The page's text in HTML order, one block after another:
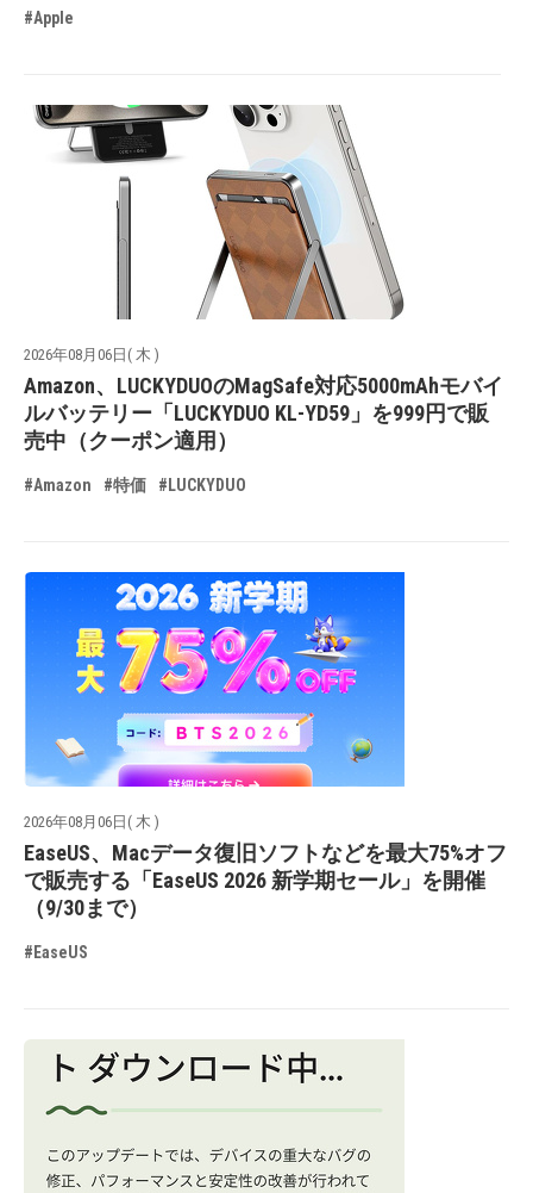
#Apple
2026年08月06日( 木 )
Amazon、LUCKYDUOのMagSafe対応5000mAhモバイ
ルバッテリー「LUCKYDUO KL-YD59」を999円で販
売中（クーポン適用）
#Amazon #特価 #LUCKYDUO
2026年08月06日( 木 )
EaseUS、Macデータ復旧ソフトなどを最大75%オフ
で販売する「EaseUS 2026 新学期セール」を開催
（9/30まで）
#EaseUS